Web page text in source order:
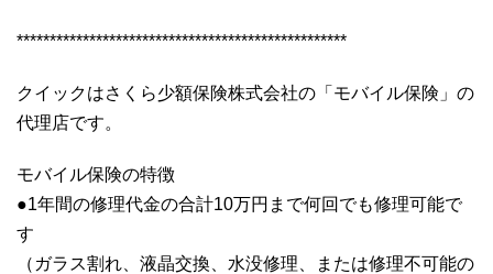
**************************************************
クイックはさくら少額保険株式会社の「モバイル保険」の
代理店です。
モバイル保険の特徴
●1年間の修理代金の合計10万円まで何回でも修理可能で
す
（ガラス割れ、液晶交換、水没修理、または修理不可能の